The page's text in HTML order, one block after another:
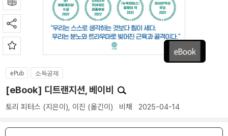
ePub 소득공제
[eBook] 디트랜지션, 베이비
토리 피터스 (지은이), 이진 (옮긴이) 비채 2025-04-14